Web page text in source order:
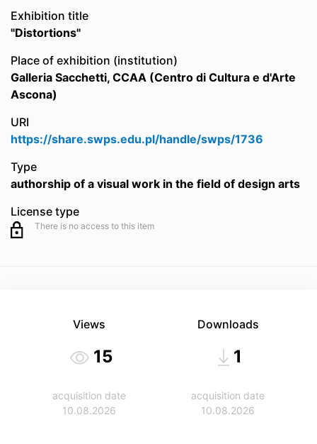
Exhibition title
"Distortions"
Place of exhibition (institution)
Galleria Sacchetti, CCAA (Centro di Cultura e d'Arte
Ascona)
URI
https://share.swps.edu.pl/handle/swps/1736
Type
authorship of a visual work in the field of design arts
License type
There is no access to this item
Views
15
acquisition date
10.08.2026
Downloads
1
acquisition date
10.08.2026